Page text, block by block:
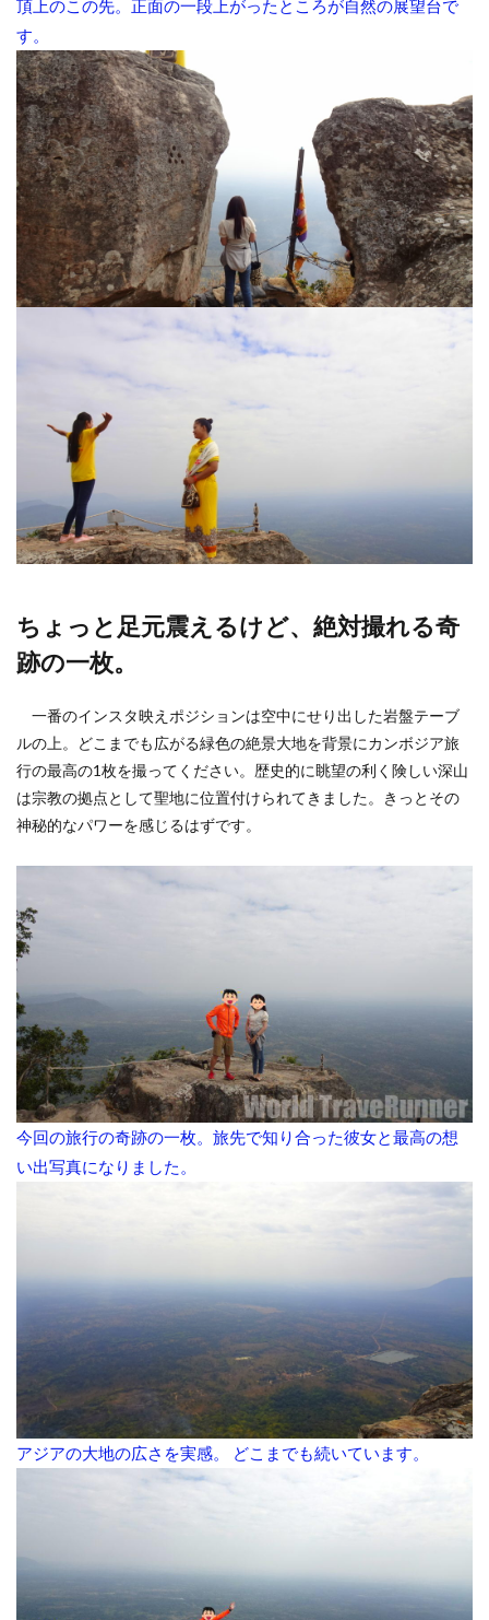
頂上のこの先。正面の一段上がったところが自然の展望台で
す。
ちょっと足元震えるけど、絶対撮れる奇
跡の一枚。
一番のインスタ映えポジションは空中にせり出した岩盤テーブ
ルの上。どこまでも広がる緑色の絶景大地を背景にカンボジア旅
行の最高の1枚を撮ってください。歴史的に眺望の利く険しい深山
は宗教の拠点として聖地に位置付けられてきました。きっとその
神秘的なパワーを感じるはずです。
今回の旅行の奇跡の一枚。旅先で知り合った彼女と最高の想
い出写真になりました。
アジアの大地の広さを実感。 どこまでも続いています。